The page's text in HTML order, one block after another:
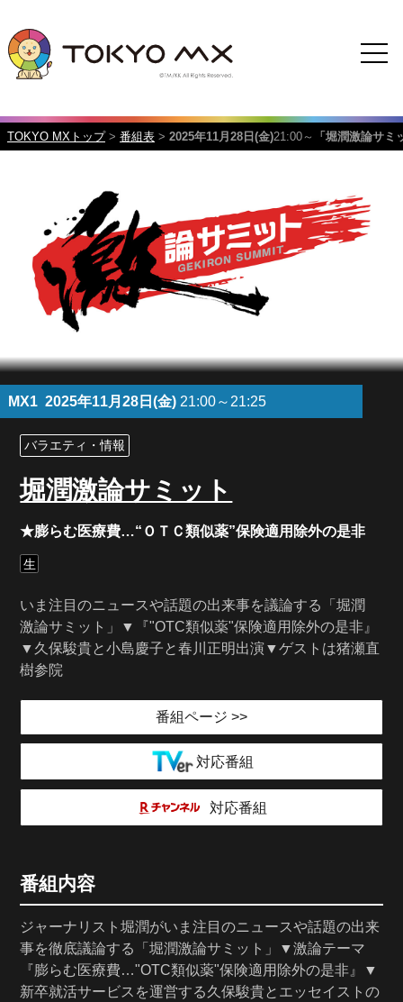
TOKYO MXトップ> 番組表 > 2025年11月28日(金)21:00～ 「堀潤激論サ
MX1 2025年11月28日(金) 21:00～21:25
バラエティ・情報
堀潤激論サミット
★膨らむ医療費…“ＯＴＣ類似薬”保険適用除外の是非
生
いま注目のニュースや話題の出来事を議論する「堀潤
激論サミット」▼『"OTC類似薬"保険適用除外の是非』
▼久保駿貴と小島慶子と春川正明出演▼ゲストは猪瀬直
樹参院
番組ページ >>
対応番組
対応番組
番組内容
ジャーナリスト堀潤がいま注目のニュースや話題の出来
事を徹底議論する「堀潤激論サミット」▼激論テーマ
『膨らむ医療費…"OTC類似薬"保険適用除外の是非』▼
新卒就活サービスを運営する久保駿貴とエッセイストの